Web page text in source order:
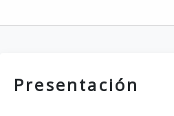
Presentación